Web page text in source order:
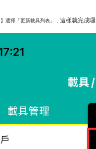
選擇「更新載具列表」， 這樣就完成囉